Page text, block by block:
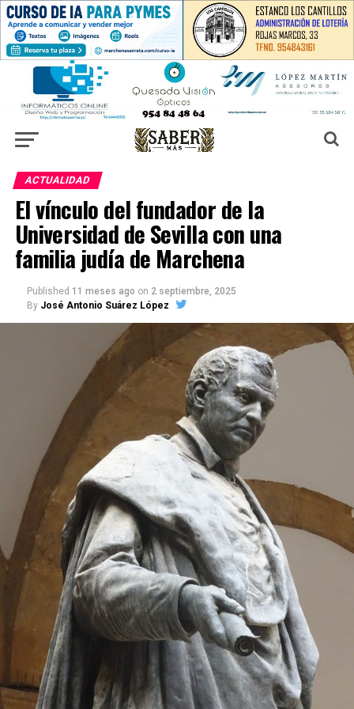
ACTUALIDAD
El vínculo del fundador de la
Universidad de Sevilla con una
familia judía de Marchena
Published 11 meses ago on 2 septiembre, 2025
By José Antonio Suárez López